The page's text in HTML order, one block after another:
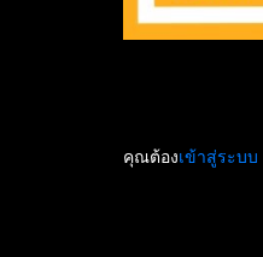
คุณต้องเข้าสู่ระบบ